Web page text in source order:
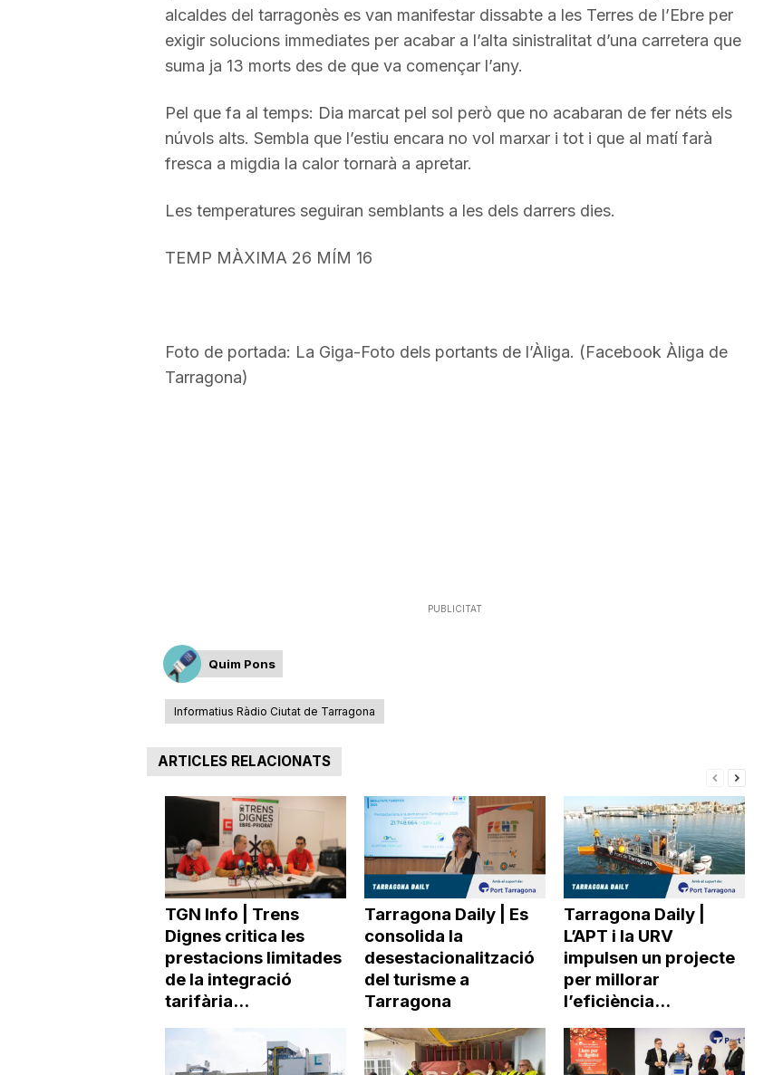
alcaldes del tarragonès es van manifestar dissabte a les Terres de l’Ebre per
exigir solucions immediates per acabar a l’alta sinistralitat d’una carretera que
suma ja 13 morts des de que va començar l’any.
Pel que fa al temps: Dia marcat pel sol però que no acabaran de fer néts els
núvols alts. Sembla que l’estiu encara no vol marxar i tot i que al matí farà
fresca a migdia la calor tornarà a apretar.
Les temperatures seguiran semblants a les dels darrers dies.
TEMP MÀXIMA 26 MÍM 16
Foto de portada: La Giga-Foto dels portants de l’Àliga. (Facebook Àliga de
Tarragona)
PUBLICITAT
Quim Pons
Informatius Ràdio Ciutat de Tarragona
ARTICLES RELACIONATS
TGN Info | Trens
Dignes critica les
prestacions limitades
de la integració
tarifària...
Tarragona Daily | Es
consolida la
desestacionalització
del turisme a
Tarragona
Tarragona Daily |
L’APT i la URV
impulsen un projecte
per millorar
l’eficiència...